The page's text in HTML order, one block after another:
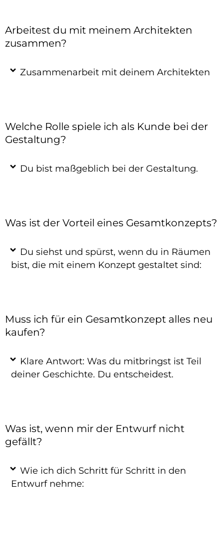
Arbeitest du mit meinem Architekten
zusammen?
Zusammenarbeit mit deinem Architekten
Welche Rolle spiele ich als Kunde bei der
Gestaltung?
Du bist maßgeblich bei der Gestaltung.
Was ist der Vorteil eines Gesamtkonzepts?
Du siehst und spürst, wenn du in Räumen
bist, die mit einem Konzept gestaltet sind:
Muss ich für ein Gesamtkonzept alles neu
kaufen?
Klare Antwort: Was du mitbringst ist Teil
deiner Geschichte. Du entscheidest.
Was ist, wenn mir der Entwurf nicht
gefällt?
Wie ich dich Schritt für Schritt in den
Entwurf nehme: